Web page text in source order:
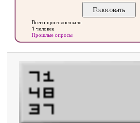
Всего проголосовало
1 человек
Прошлые опросы